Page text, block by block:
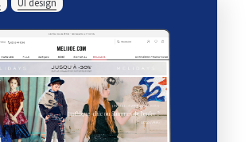
UI design